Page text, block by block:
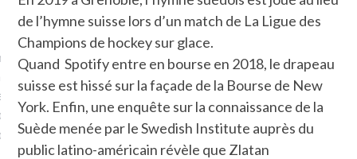
QUI MARCHE
journaliste à France
toujours aimé marcher.
conquis mais en
Je ne suis pas une
de l’hymne suisse lors d’un match de La Ligue des
Champions de hockey sur glace.
Quand Spotify entre en bourse en 2018, le drapeau
suisse est hissé sur la façade de la Bourse de New
York. Enfin, une enquête sur la connaissance de la
Suède menée par le Swedish Institute auprès du
public latino-américain révèle que Zlatan